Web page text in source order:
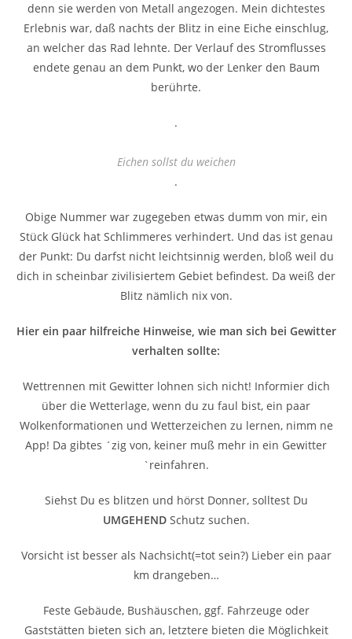
denn sie werden von Metall angezogen. Mein dichtestes
Erlebnis war, daß nachts der Blitz in eine Eiche einschlug,
an welcher das Rad lehnte. Der Verlauf des Stromflusses
endete genau an dem Punkt, wo der Lenker den Baum
berührte.
.
Eichen sollst du weichen
.
Obige Nummer war zugegeben etwas dumm von mir, ein
Stück Glück hat Schlimmeres verhindert. Und das ist genau
der Punkt: Du darfst nicht leichtsinnig werden, bloß weil du
dich in scheinbar zivilisiertem Gebiet befindest. Da weiß der
Blitz nämlich nix von.
Hier ein paar hilfreiche Hinweise, wie man sich bei Gewitter
verhalten sollte:
Wettrennen mit Gewitter lohnen sich nicht! Informier dich
über die Wetterlage, wenn du zu faul bist, ein paar
Wolkenformationen und Wetterzeichen zu lernen, nimm ne
App! Da gibtes ´zig von, keiner muß mehr in ein Gewitter
`reinfahren.
Siehst Du es blitzen und hörst Donner, solltest Du
UMGEHENDSchutz suchen.
Vorsicht ist besser als Nachsicht(=tot sein?) Lieber ein paar
km drangeben…
Feste Gebäude, Bushäuschen, ggf. Fahrzeuge oder
Gaststätten bieten sich an, letztere bieten die Möglichkeit